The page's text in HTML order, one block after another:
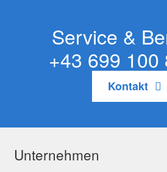
Service &
+43 699 100
Kontakt
Unternehmen